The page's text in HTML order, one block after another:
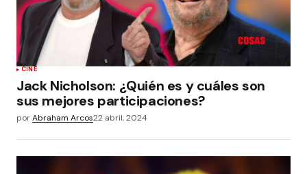
CINE
Jack Nicholson: ¿Quién es y cuáles son
sus mejores participaciones?
porAbraham Arcos22 abril, 2024